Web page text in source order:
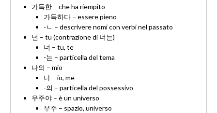
가득한 – che ha riempito
가득하다 – essere pieno
-ㄴ – descrivere nomi con verbi nel passato
넌 – tu (contrazione di 너는)
너 – tu, te
-는 – particella del tema
나의 – mio
나 – io, me
-의 – particella del possessivo
우주야 – è un universo
우주 – spazio, universo